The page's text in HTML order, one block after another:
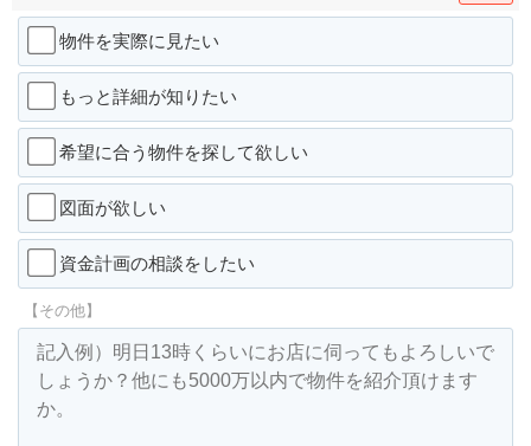
物件を実際に見たい
もっと詳細が知りたい
希望に合う物件を探して欲しい
図面が欲しい
資金計画の相談をしたい
【その他】